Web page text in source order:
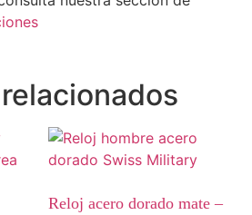
Reloj acero dorado mate –